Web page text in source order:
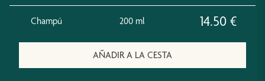
Champú 200 ml 14.50 €
AÑADIR A LA CESTA